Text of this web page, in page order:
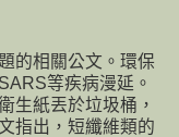
的相關公文。環保
等疾病漫延。
生紙丟於垃圾桶，
指出，短纖維類的